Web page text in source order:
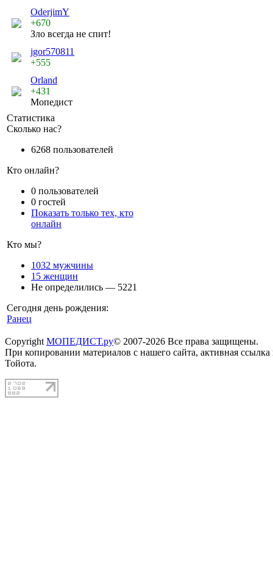
OderjimY
+670
Зло всегда не спит!
jgor570811
+555
Orland
+431
Мопедист
Статистика
Сколько нас?
6268 пользователей
Кто онлайн?
0 пользователей
0 гостей
Показать только тех, кто
онлайн
Кто мы?
1032 мужчины
15 женщин
Не определились — 5221
Сегодня день рождения:
Ранец
Copyright МОПЕДИСТ.ру© 2007-2026 Все права защищены.
При копировании материалов с нашего сайта, активная
Тойота.